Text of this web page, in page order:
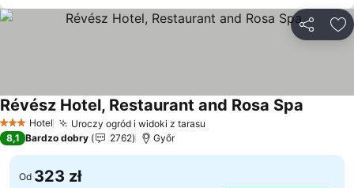
3 Kategoria
Hotel Uroczy ogród i widoki z tarasu
Révész Hotel, Restaurant and Rosa Spa
8,1 Bardzo dobry 2762 Győr
Od 323 zł